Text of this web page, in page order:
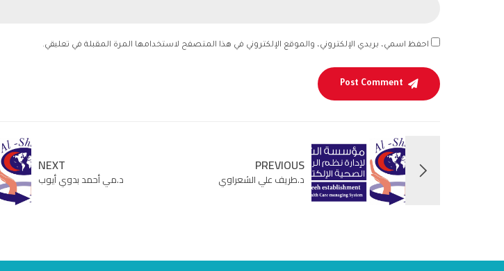
احفظ اسمي، بريدي الإلكتروني، والموقع الإلكتروني في هذا المتصفح لاستخدامها المرة المقبلة في تعليقي.
Post Comment
PREVIOUS
د.طريف علي الشعراوي
NEXT
د.مي أحمد بدوي أيوب